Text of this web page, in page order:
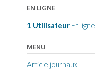
EN LIGNE
1 UtilisateurEn ligne
MENU
Article journaux